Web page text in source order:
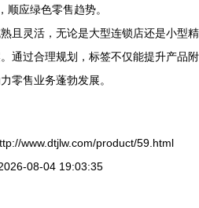
顺应绿色零售趋势。
且灵活，无论是大型连锁店还是小型精
通过合理规划，标签不仅能提升产品附
零售业务蓬勃发展。
www.dtjlw.com/product/59.html
08-04 19:03:35